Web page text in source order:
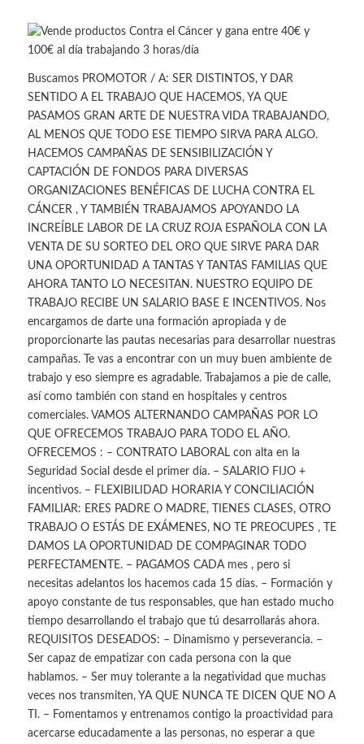
Buscamos PROMOTOR / A: SER DISTINTOS, Y DAR
SENTIDO A EL TRABAJO QUE HACEMOS, YA QUE
PASAMOS GRAN ARTE DE NUESTRA VIDA TRABAJANDO,
AL MENOS QUE TODO ESE TIEMPO SIRVA PARA ALGO.
HACEMOS CAMPAÑAS DE SENSIBILIZACIÓN Y
CAPTACIÓN DE FONDOS PARA DIVERSAS
ORGANIZACIONES BENÉFICAS DE LUCHA CONTRA EL
CÁNCER , Y TAMBIÉN TRABAJAMOS APOYANDO LA
INCREÍBLE LABOR DE LA CRUZ ROJA ESPAÑOLA CON LA
VENTA DE SU SORTEO DEL ORO QUE SIRVE PARA DAR
UNA OPORTUNIDAD A TANTAS Y TANTAS FAMILIAS QUE
AHORA TANTO LO NECESITAN. NUESTRO EQUIPO DE
TRABAJO RECIBE UN SALARIO BASE E INCENTIVOS. Nos
encargamos de darte una formación apropiada y de
proporcionarte las pautas necesarias para desarrollar nuestras
campañas. Te vas a encontrar con un muy buen ambiente de
trabajo y eso siempre es agradable. Trabajamos a pie de calle,
así como también con stand en hospitales y centros
comerciales. VAMOS ALTERNANDO CAMPAÑAS POR LO
QUE OFRECEMOS TRABAJO PARA TODO EL AÑO.
OFRECEMOS : – CONTRATO LABORAL con alta en la
Seguridad Social desde el primer día. – SALARIO FIJO +
incentivos. – FLEXIBILIDAD HORARIA Y CONCILIACIÓN
FAMILIAR: ERES PADRE O MADRE, TIENES CLASES, OTRO
TRABAJO O ESTÁS DE EXÁMENES, NO TE PREOCUPES , TE
DAMOS LA OPORTUNIDAD DE COMPAGINAR TODO
PERFECTAMENTE. – PAGAMOS CADA mes , pero si
necesitas adelantos los hacemos cada 15 días. – Formación y
apoyo constante de tus responsables, que han estado mucho
tiempo desarrollando el trabajo que tú desarrollarás ahora.
REQUISITOS DESEADOS: – Dinamismo y perseverancia. –
Ser capaz de empatizar con cada persona con la que
hablamos. – Ser muy tolerante a la negatividad que muchas
veces nos transmiten, YA QUE NUNCA TE DICEN QUE NO A
TI. – Fomentamos y entrenamos contigo la proactividad para
acercarse educadamente a las personas, no esperar a que